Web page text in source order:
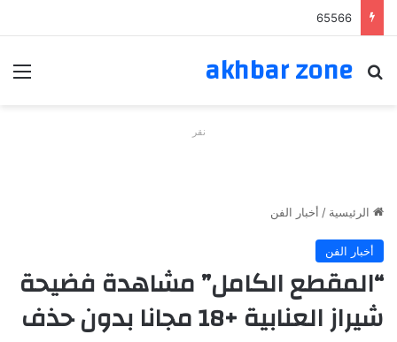
65566
akhbar zone
بحث عن
نقر
الرئيسية / أخبار الفن
أخبار الفن
“المقطع الكامل” مشاهدة فضيحة
شيراز العنابية +18 مجانا بدون حذف